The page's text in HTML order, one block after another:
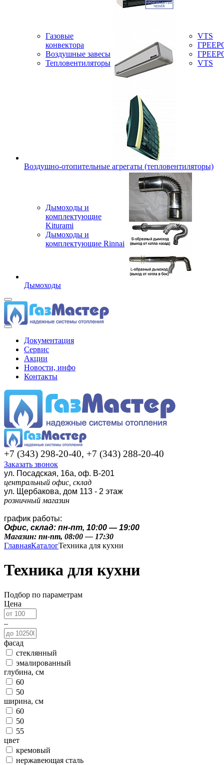
Газовые
конвектора
Воздушные завесы
Тепловентиляторы
VTS
VTS
Воздушно-отопительные агрегаты (тепловентиляторы)
Дымоходы и
комплектующие
Kiturami
Дымоходы и
комплектующие Rinnai
Дымоходы
Документация
Сервис
Акции
Новости, инфо
Контакты
+7 (343) 298-20-40, +7 (343) 288-20-40
Заказать звонок
ул. Посадская, 16а, оф. В-201
центральный офис, склад
ул. Щербакова, дом 113 - 2 этаж
розничный магазин
график работы:
Офис, склад: пн-пт, 10:00 — 19:00
Магазин: пн-пт, 08:00 — 17:30
ГлавнаяКаталогТехника для кухни
Техника для кухни
Подбор по параметрам
Цена
–
фасад
стеклянный
эмалированный
глубина, см
60
50
ширина, см
60
50
55
цвет
кремовый
нержавеющая сталь